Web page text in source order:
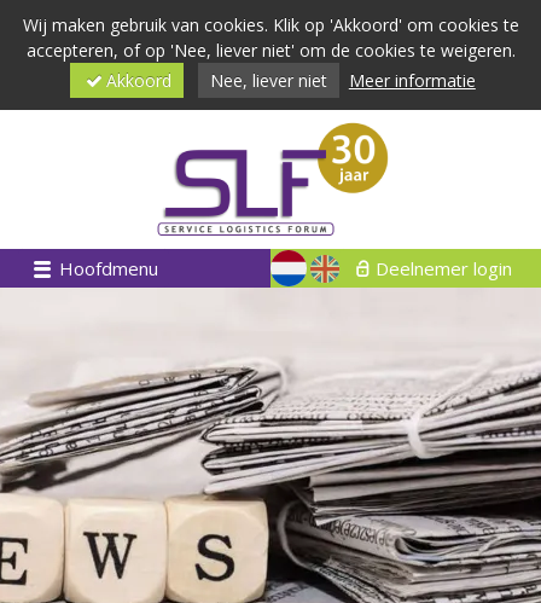
Wij maken gebruik van cookies. Klik op 'Akkoord' om cookies te
accepteren, of op 'Nee, liever niet' om de cookies te weigeren.
Akkoord
Nee, liever niet Meer informatie
Hoofdmenu Deelnemer login